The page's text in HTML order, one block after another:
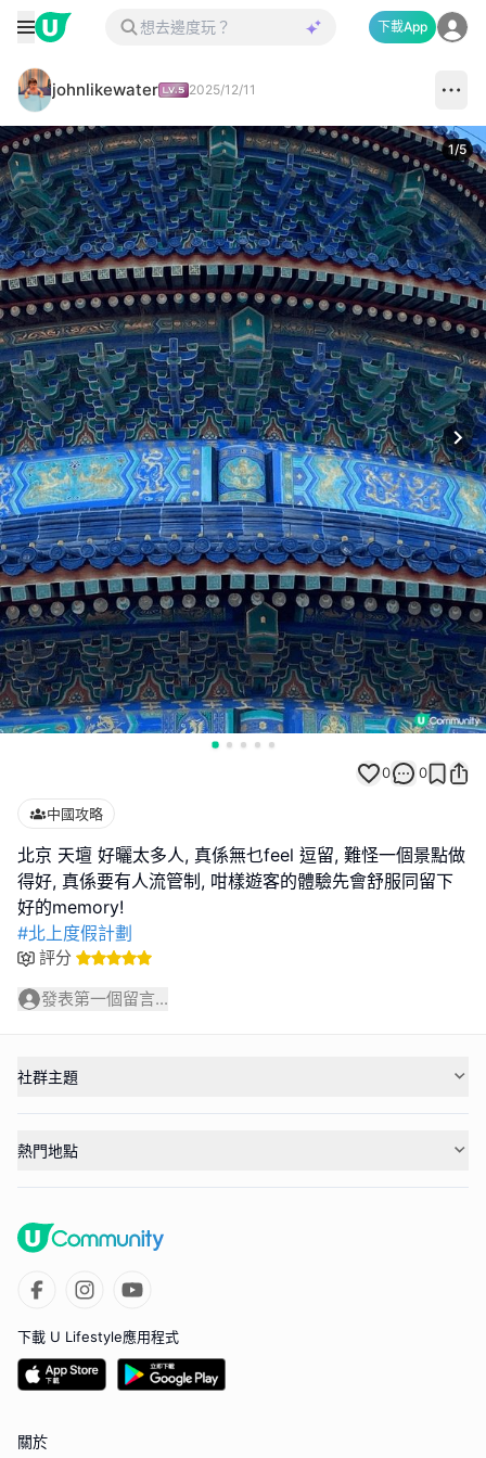
下載App
johnlikewater 2025/12/11
1/5
0 0
中國攻略
北京 天壇 好曬太多人, 真係無乜feel 逗留, 難怪一個景點做
得好, 真係要有人流管制, 咁樣遊客的體驗先會舒服同留下
#北上度假計劃
評分
發表第一個留言...
社群主題
熱門地點
下載 U Lifestyle應用程式
關於